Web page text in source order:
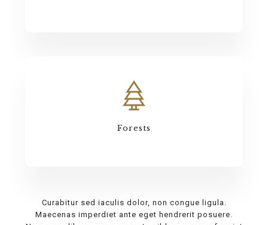
Forests
Curabitur sed iaculis dolor, non congue ligula.
Maecenas imperdiet ante eget hendrerit posuere.